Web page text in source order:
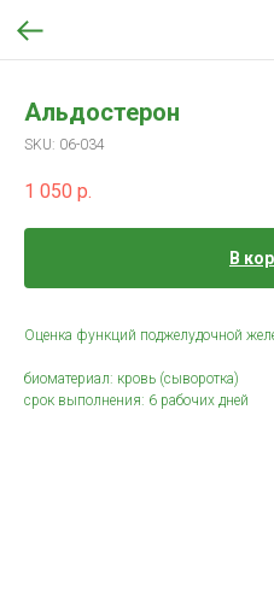
Альдостерон
SKU: 06-034
1 050 р.
В
Оценка функций поджелудочной
биоматериал: кровь (сыворотка)
срок выполнения: 6 рабочих дней